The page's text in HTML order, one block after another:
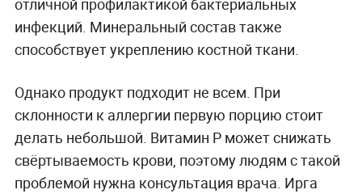
отличной профилактикой бактериальных
инфекций. Минеральный состав также
способствует укреплению костной ткани.
Однако продукт подходит не всем. При
склонности к аллергии первую порцию стоит
делать небольшой. Витамин Р может снижать
свёртываемость крови, поэтому людям с такой
проблемой нужна консультация врача. Ирга